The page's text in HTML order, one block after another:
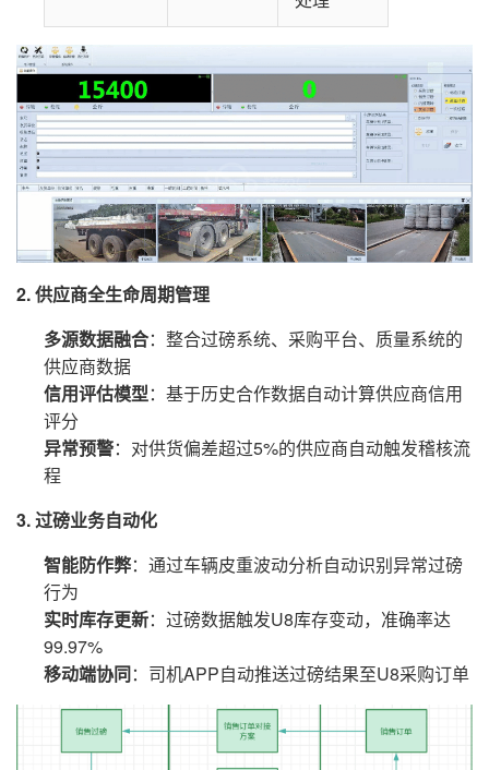
2. 供应商全生命周期管理
多源数据融合：整合过磅系统、采购平台、质量系统的
供应商数据
信用评估模型：基于历史合作数据自动计算供应商信用
评分
异常预警：对供货偏差超过5%的供应商自动触发稽核流
程
3. 过磅业务自动化
智能防作弊：通过车辆皮重波动分析自动识别异常过磅
行为
实时库存更新：过磅数据触发U8库存变动，准确率达
99.97%
移动端协同：司机APP自动推送过磅结果至U8采购订单